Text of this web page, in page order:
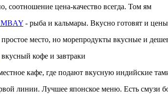
соотношение цена-качество всегда. Том ям
- рыба и кальмары. Вкусно готовят и
простое место, но морепродукты вкусные и
вкусный кофе и завтраки
кафе, где подают вкусную индийские
линии. Лучшее японское меню. Есть смузи